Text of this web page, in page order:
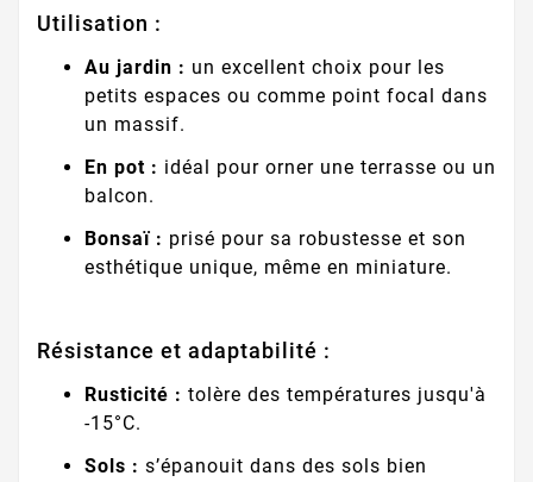
Utilisation :
Au jardin : un excellent choix pour les
petits espaces ou comme point focal dans
un massif.
En pot : idéal pour orner une terrasse ou un
balcon.
Bonsaï : prisé pour sa robustesse et son
esthétique unique, même en miniature.
Résistance et adaptabilité :
Rusticité : tolère des températures jusqu'à
-15°C.
Sols : s’épanouit dans des sols bien